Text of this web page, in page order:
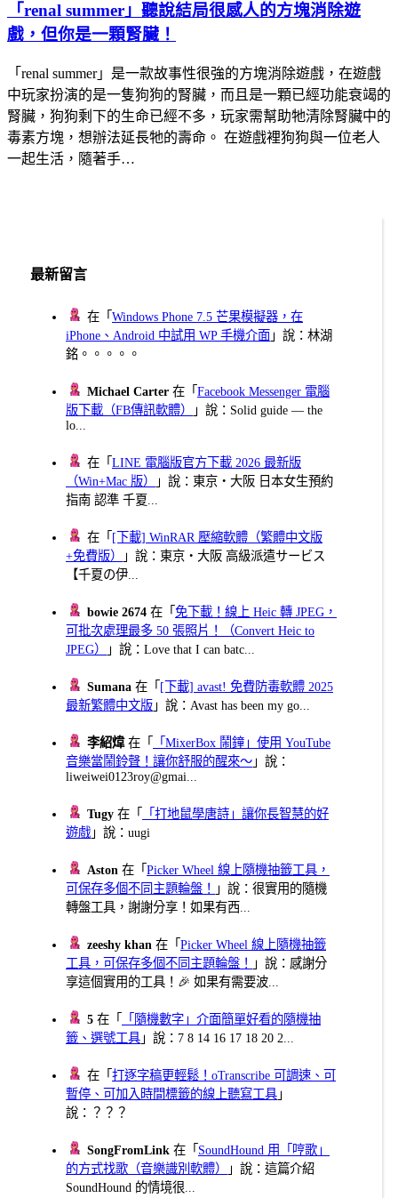
「renal summer」聽說結局很感人的方塊消除遊
戲，但你是一顆腎臟！
「renal summer」是一款故事性很強的方塊消除遊戲，在遊戲
中玩家扮演的是一隻狗狗的腎臟，而且是一顆已經功能衰竭的
腎臟，狗狗剩下的生命已經不多，玩家需幫助牠清除腎臟中的
毒素方塊，想辦法延長牠的壽命。 在遊戲裡狗狗與一位老人
一起生活，隨著手…
最新留言
在「Windows Phone 7.5 芒果模擬器，在
iPhone、Android 中試用 WP 手機介面 」說：林湖
銘。。。。。
Michael Carter 在「Facebook Messenger 電腦
版下載（FB傳訊軟體）
」說：Solid guide — the
lo...
在「LINE 電腦版官方下載 2026 最新版
（Win+Mac 版）
」說：東京・大阪 日本女生預約
指南 認準 千夏...
在「 [下載] WinRAR 壓縮軟體（繁體中文版
+免費版）
」說：東京・大阪 高級派遣サービス
【千夏の伊...
bowie 2674 在「免下載！線上 Heic 轉 JPEG，
可批次處理最多 50 張照片！（Convert Heic to
JPEG）
」說：Love that I can batc...
Sumana 在「 [下載] avast! 免費防毒軟體 2025
最新繁體中文版 」說：Avast has been my go...
李紹煒在「
「MixerBox 鬧鐘」使用 YouTube
音樂當鬧鈴聲！讓你舒服的醒來～ 」說：
liweiwei0123roy@gmai...
Tugy 在「
「打地鼠學唐詩」讓你長智慧的好
遊戲 」說：uugi
Aston 在「Picker Wheel 線上隨機抽籤工具，
可保存多個不同主題輪盤！
」說：很實用的隨機
轉盤工具，謝謝分享！如果有西...
zeeshy khan 在「Picker Wheel 線上隨機抽籤
工具，可保存多個不同主題輪盤！
」說：感謝分
享這個實用的工具！🎉 如果有需要波...
5 在「
「隨機數字」介面簡單好看的隨機抽
籤、選號工具 」說：7 8 14 16 17 18 20 2...
在「打逐字稿更輕鬆！oTranscribe 可調速、可
暫停、可加入時間標籤的線上聽寫工具 」
說：？？？
SongFromLink 在「 SoundHound 用「哼歌」
的方式找歌（音樂識別軟體）
」說：這篇介紹
SoundHound 的情境很...